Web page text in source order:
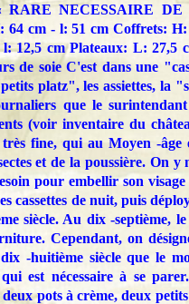
NECESSAIRE DE
64 cm - l: 51 cm Coffrets:
12,5 cm Plateaux: L: 27,5
de soie C'est dans une
platz", les assiettes, la
que le
(voir inventaire du
fine, qui au Moyen -âge
et de la poussière. On y
pour embellir son visage
cassettes de nuit, puis
siècle. Au dix -septième,
Cependant, on
-huitième siècle que le
est nécessaire à se
pots à crème, deux